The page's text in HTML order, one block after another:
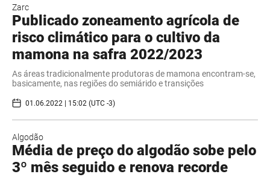
Zarc
Publicado zoneamento agrícola de
risco climático para o cultivo da
mamona na safra 2022/2023
As áreas tradicionalmente produtoras de mamona encontram-se,
basicamente, nas regiões do semiárido e transições
01.06.2022 | 15:02 (UTC -3)
Algodão
Média de preço do algodão sobe pelo
3º mês seguido e renova recorde